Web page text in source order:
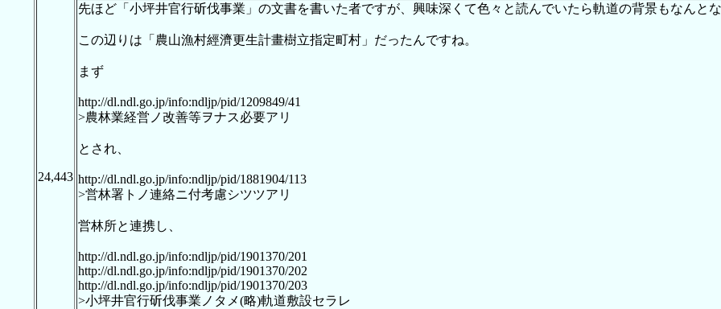
24,443
先ほど「小坪井官行斫伐事業」の文書を書いた者ですが、興味深くて色々と読んでいたら軌道の背景もなん
この辺りは「農山漁村經濟更生計畫樹立指定町村」だったんですね。
まず
http://dl.ndl.go.jp/info:ndljp/pid/1209849/41
>農林業経営ノ改善等ヲナス必要アリ
とされ、
http://dl.ndl.go.jp/info:ndljp/pid/1881904/113
>営林署トノ連絡ニ付考慮シツツアリ
営林所と連携し、
http://dl.ndl.go.jp/info:ndljp/pid/1901370/201
http://dl.ndl.go.jp/info:ndljp/pid/1901370/202
http://dl.ndl.go.jp/info:ndljp/pid/1901370/203
>小坪井官行斫伐事業ノタメ(略)軌道敷設セラレ